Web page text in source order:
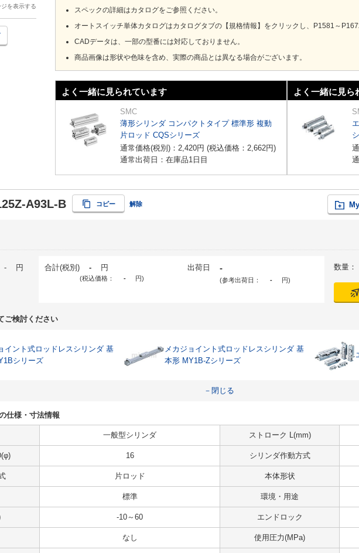
を表示する
スペックの詳細はカタログをご参照ください。
オートスイッチ単体カタログはカタログタブの【規格情報】をクリックし、P1581～
CADデータは、一部の型番には対応しておりません。
商品画像は形状や色味を含め、実際の商品とは異なる場合がございます。
よく一緒に見られています
SMC
薄形シリンダ コンパクトタイプ 標準形 複動
片ロッド CQSシリーズ
通常価格(税別)： 2,420円 (税込価格： 2,662円)
通常出荷日：在庫品1日目
よく一緒に見ら
A93L-B コピー 解除
- 円 合計(税別) - 円
(税込価格： - 円)
出荷日 -
(参考出荷日： - 円)
数量：
ご検討ください
イント式ロッドレスシリンダ 基
シリーズ
メカジョイント式ロッドレスシリンダ 基
本形 MY1B-Zシリーズ
－閉じる
仕様・寸法情報
一般型シリンダ ストローク L(mm)
16 シリンダ作動方式
片ロッド 本体形状
標準 環境・用途
-10～60 エンドロック
なし 使用圧力(MPa)